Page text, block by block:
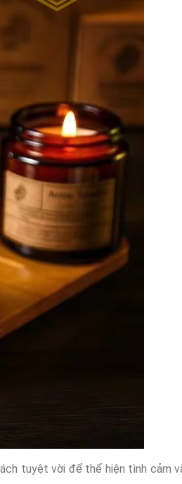
tuyệt vời để thể hiện tình cảm